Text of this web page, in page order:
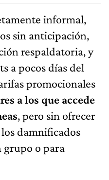
informal,
sin anticipación,
respaldatoria, y
a pocos días del
promocionales
a los que accede
, pero sin ofrecer
damnificados
grupo o para